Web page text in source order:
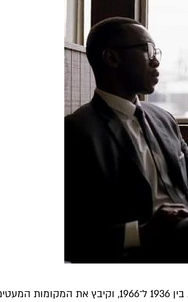
הספר הירוק שבכותרת הוא מדריך מלונות ומסעדות